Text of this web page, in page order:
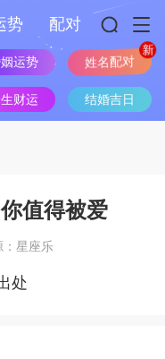
势 配对
运势 姓名配对
财运 结婚吉日
值得被爱
：星座乐
处